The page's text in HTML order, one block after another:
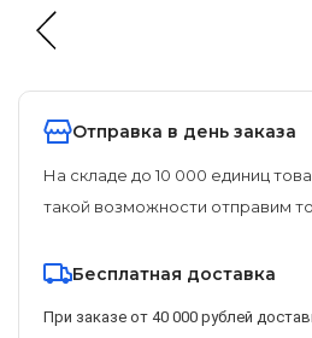
Отправка в день заказа
На складе до 10 000 единиц
такой возможности отправим
Бесплатная доставка
При заказе от 40 000 рублей